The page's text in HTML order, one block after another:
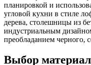
планировкой и
угловой кухни в стиле
дерева, столешницы из
индустриальным
преобладанием черного,
Выбор